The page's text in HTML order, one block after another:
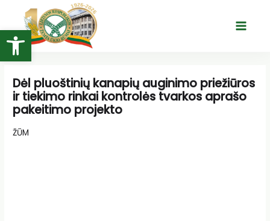
Open toolbar
turinio
Main
Dėl pluoštinių kanapių auginimo priežiūros
ir tiekimo rinkai kontrolės tvarkos aprašo
pakeitimo projekto
ŽŪM